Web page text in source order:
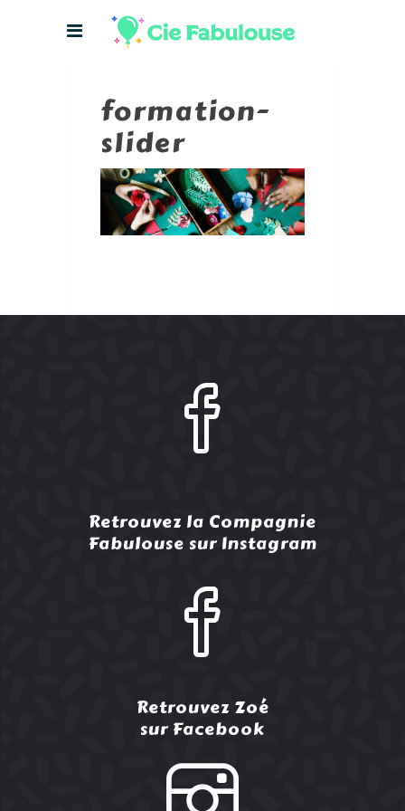
formation-
slider
Retrouvez la Compagnie
Fabulouse sur Instagram
Retrouvez Zoé
sur Facebook